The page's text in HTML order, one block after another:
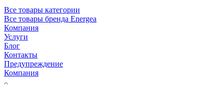
Все товары категории
Все товары бренда Energea
Компания
Услуги
Блог
Контакты
Предупреждение
Компания